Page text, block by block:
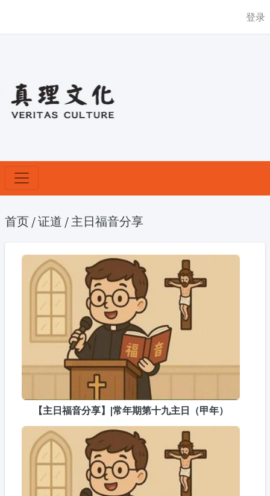
登录
首页 /证道 / 主日福音分享
【主日福音分享】|常年期第十九主日（甲年）